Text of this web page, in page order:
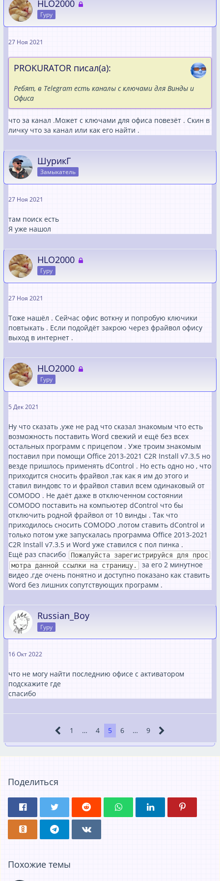
HLO2000
Гуру
27 Ноя 2021
PROKURATOR писал(а):
Ребят, в Telegram есть каналы с ключами для Винды и
Офиса
что за канал .Может с ключами для офиса повезёт . Скин в
личку что за канал или как его найти .
ШурикГ
Замыкатель
27 Ноя 2021
там поиск есть
Я уже нашол
HLO2000
Гуру
27 Ноя 2021
Тоже нашёл . Сейчас офис воткну и попробую ключики
повтыкать . Если подойдёт закрою через фрайвол офису
выход в интернет .
HLO2000
Гуру
5 Дек 2021
Ну что сказать ,уже не рад что сказал знакомым что есть
возможность поставить Word свежий и ещё без всех
остальных программ с прицепом . Уже троим знакомым
поставил при помощи Office 2013-2021 C2R Install v7.3.5 но
везде пришлось применять dControl . Но есть одно но , что
приходится сносить фрайвол ,так как я им до этого и
ставил виндовс то и фрайвол ставил всем одинаковый от
COMODO . Не даёт даже в отключенном состоянии
COMODO поставить на компьютер dControl что бы
отключить родной фрайвол от 10 винды . Так что
приходилось сносить COMODO ,потом ставить dControl и
только потом уже запускалась программа Office 2013-2021
C2R Install v7.3.5 и Word уже ставился с пол пинка .
Ещё раз спасибо
Пожалуйста зарегистрируйся для прос
мотра данной ссылки на страницу.
за его 2 минутное
видео ,где очень понятно и доступно показано как ставить
Word без лишних сопутствующих программ .
Russian_Boy
Гуру
16 Окт 2022
что не могу найти последнию офисе с активатором
подскажите где
спасибо
1 … 4 5 6 … 9
Поделиться
Похожие темы